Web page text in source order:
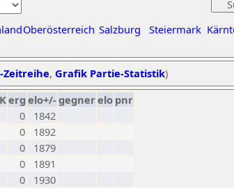
Oberösterreich Salzburg Steiermark
Zeitreihe, Grafik Partie-Statistik)
Kerg elo+/-gegnerelo pnr
0
1842
0
1892
0
1879
0
1891
0
1930